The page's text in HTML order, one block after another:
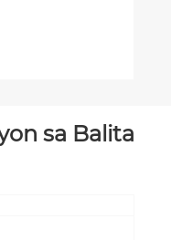
sa Balita